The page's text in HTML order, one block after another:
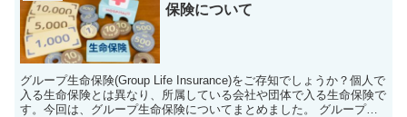
保険について
グループ生命保険(Group Life Insurance)をご存知でしょうか？個人で
入る生命保険とは異なり、所属している会社や団体で入る生命保険で
す。今回は、グループ生命保険についてまとめました。 グループ生